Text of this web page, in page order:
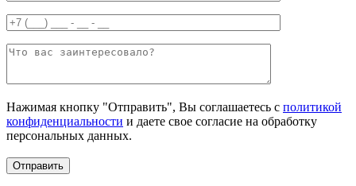
Нажимая кнопку "Отправить", Вы соглашаетесь с политикой
конфиденциальности и даете свое согласие на обработку
персональных данных.